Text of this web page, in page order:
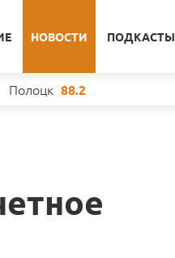
НОВОСТИ ПОДКАСТЫ
Полоцк 88.2